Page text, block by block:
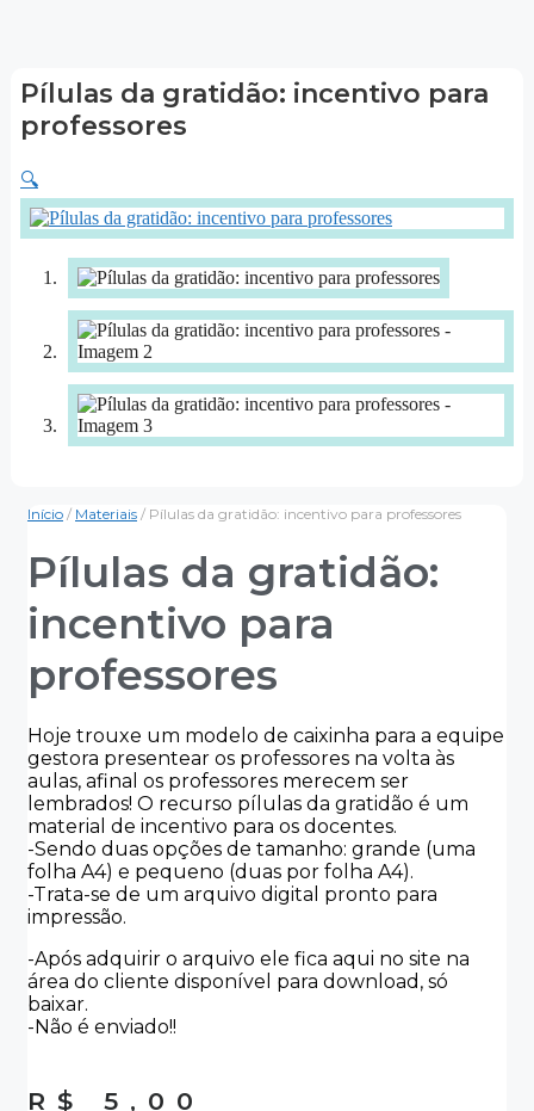
Pílulas da gratidão: incentivo para
professores
🔍
Início / Materiais / Pílulas da gratidão: incentivo para professores
Pílulas da gratidão:
incentivo para
professores
Hoje trouxe um modelo de caixinha para a equipe
gestora presentear os professores na volta às
aulas, afinal os professores merecem ser
lembrados! O recurso pílulas da gratidão é um
material de incentivo para os docentes.
-Sendo duas opções de tamanho: grande (uma
folha A4) e pequeno (duas por folha A4).
-Trata-se de um arquivo digital pronto para
impressão.
-Após adquirir o arquivo ele fica aqui no site na
área do cliente disponível para download, só
baixar.
-Não é enviado!!
R$ 5,00